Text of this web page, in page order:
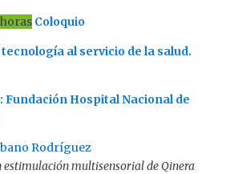
Coloquio
tecnología al servicio de la salud.
Fundación Hospital Nacional de
Rodríguez
estimulación multisensorial de Qinera